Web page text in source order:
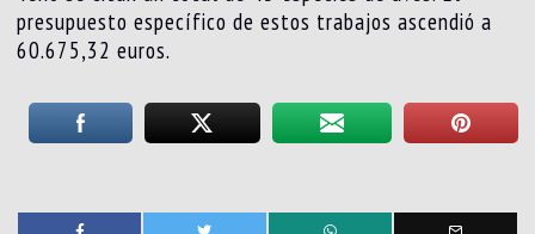
presupuesto específico de estos trabajos ascendió a
60.675,32 euros.